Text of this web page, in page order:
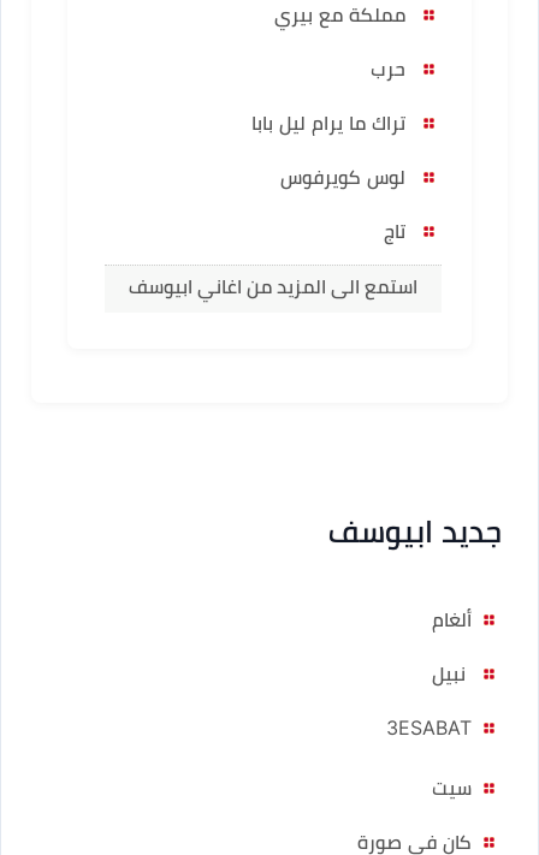
مملكة مع بيري
حرب
تراك ما يرام ليل بابا
لوس كويرفوس
تاج
استمع الى المزيد من اغاني ابيوسف
جديد ابيوسف
ألغام
نبيل
3ESABAT
سيت
كان في صورة